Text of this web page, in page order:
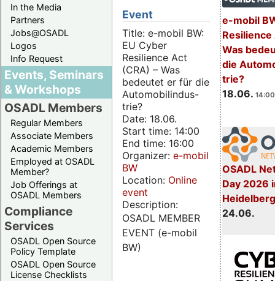
In the Media
Partners
Jobs@OSADL
Logos
Info Request
Events, Seminars
& Workshops
OSADL Members
Regular Members
Associate Members
Academic Members
Employed at OSADL
Member?
Job Offerings at
OSADL Members
Compliance
Services
OSADL Open Source
Policy Template
OSADL Open Source
License Checklists
e-mobil
Resilience
Was
die
trie?
18.06.
OSADL
Day 2026
24.06.
Event
Title: e-mobil BW:
EU Cyber
Resilience Act
(CRA) – Was
bedeutet er für die
Automobilindus-
trie?
Date: 18.06.
Start time: 14:00
End time: 16:00
Organizer: e-mobil
BW
Location: Online
event
Description:
OSADL MEMBER
EVENT (e-mobil
BW)